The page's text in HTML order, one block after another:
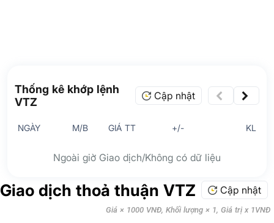
Thống kê khớp lệnh
VTZ
Cập nhật
NGÀY M/B GIÁ TT +/- KL
Ngoài giờ Giao dịch/Không có dữ liệu
Giao dịch thoả thuận VTZ Cập nhật
Giá × 1000 VNĐ, Khối lượng × 1, Giá trị x 1VNĐ